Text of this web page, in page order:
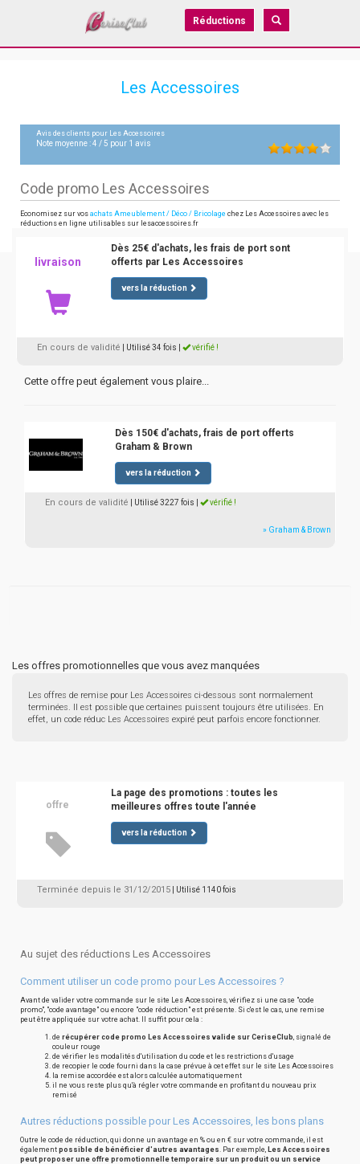
Réductions
Les Accessoires
Avis des clients pour Les Accessoires
Note moyenne :4 /5 pour 1 avis
Code promo Les Accessoires
Economisez sur vos achats Ameublement / Déco / Bricolage chez Les Accessoires avec les
réductions en ligne utilisables sur lesaccessoires.fr
livraison
Dès 25€ d'achats, les frais de port sont
offerts par Les Accessoires
vers la réduction
En cours de validité | Utilisé 34 fois vérifié !
Cette offre peut également vous plaire...
Dès 150€ d'achats, frais de port offerts
Graham & Brown
vers la réduction
En cours de validité | Utilisé 3227 fois vérifié !
» Graham & Brown
Les offres promotionnelles que vous avez manquées
Les offres de remise pour Les Accessoires ci-dessous sont normalement
terminées. Il est possible que certaines puissent toujours être utilisées. En
effet, un code réduc Les Accessoires expiré peut parfois encore fonctionner.
offre
La page des promotions : toutes les
meilleures offres toute l'année
vers la réduction
Terminée depuis le 31/12/2015 | Utilisé 1140 fois
Au sujet des réductions Les Accessoires
Comment utiliser un code promo pour Les Accessoires ?
Avant de valider votre commande sur le site Les Accessoires, vérifiez si une case "code
promo", "code avantage" ou encore "code réduction" est présente. Si c'est le cas, une remise
peut être appliquée sur votre achat. Il suffit pour cela :
de récupérer code promo Les Accessoires valide sur CeriseClub, signalé de
couleur rouge
de vérifier les modalités d'utilisation du code et les restrictions d'usage
de recopier le code fourni dans la case prévue à cet effet sur le site Les Accessoires
la remise accordée est alors calculée automatiquement
il ne vous reste plus qu'à régler votre commande en profitant du nouveau prix
remisé
Autres réductions possible pour Les Accessoires, les bons plans
Outre le code de réduction, qui donne un avantage en % ou en € sur votre commande, il est
également possible de bénéficier d'autres avantages. Par exemple, Les Accessoires
peut proposer une offre promotionnelle temporaire sur un produit ou un service